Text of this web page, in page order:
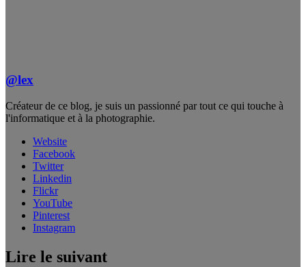
@lex
Créateur de ce blog, je suis un passionné par tout ce qui touche à
l'informatique et à la photographie.
Website
Facebook
Twitter
Linkedin
Flickr
YouTube
Pinterest
Instagram
Lire le suivant